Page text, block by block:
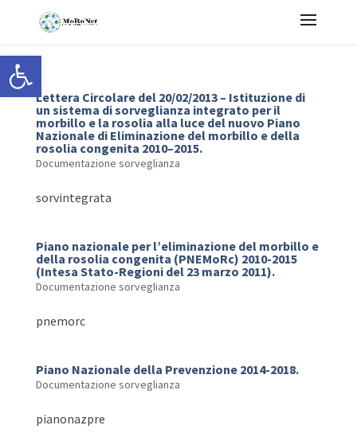
Open toolbar
Lettera Circolare del 20/02/2013 – Istituzione di
un sistema di sorveglianza integrato per il
morbillo e la rosolia alla luce del nuovo Piano
Nazionale di Eliminazione del morbillo e della
rosolia congenita 2010–2015.
Documentazione sorveglianza
sorvintegrata
Piano nazionale per l’eliminazione del morbillo e
della rosolia congenita (PNEMoRc) 2010-2015
(Intesa Stato-Regioni del 23 marzo 2011).
Documentazione sorveglianza
pnemorc
Piano Nazionale della Prevenzione 2014-2018.
Documentazione sorveglianza
pianonazpre